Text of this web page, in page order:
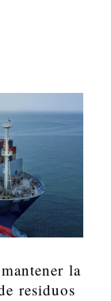
la
residuos